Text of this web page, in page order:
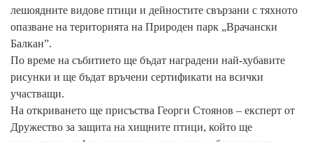
лешоядните видове птици и дейностите свързани с тяхното
опазване на територията на Природен парк „Врачански
Балкан”.
По време на събитието ще бъдат наградени най-хубавите
рисунки и ще бъдат връчени сертификати на всички
участващи.
На откриването ще присъства Георги Стоянов – експерт от
Дружество за защита на хищните птици, който ще